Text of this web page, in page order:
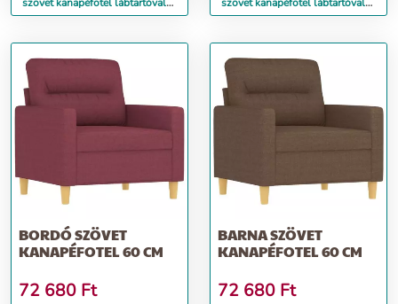
szövet kanapéfotel lábtartóval
60 cm
szövet kanapéfotel lábtartóval
60 cm
BORDÓ SZÖVET
KANAPÉFOTEL 60 CM
72 680 Ft
BARNA SZÖVET
KANAPÉFOTEL 60 CM
72 680 Ft